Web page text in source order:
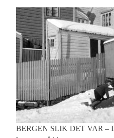
BERGEN SLIK DET VAR –